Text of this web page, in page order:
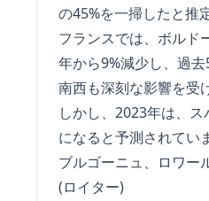
の45%を一掃したと推
フランスでは、ボルド
年から9%減少し、過去
南西も深刻な影響を受
しかし、2023年は、
になると予測されてい
ブルゴーニュ、ロワー
(ロイター)